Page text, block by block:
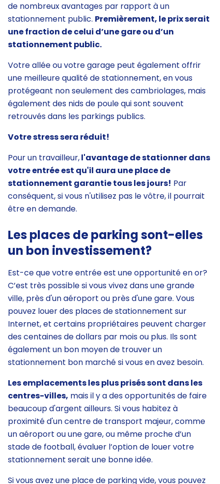
de nombreux avantages par rapport à un
stationnement public. Premièrement, le prix serait
une fraction de celui d’une gare ou d’un
stationnement public.
Votre allée ou votre garage peut également offrir
une meilleure qualité de stationnement, en vous
protégeant non seulement des cambriolages, mais
également des nids de poule qui sont souvent
retrouvés dans les parkings publics.
Votre stress sera réduit!
Pour un travailleur,l'avantage de stationner dans
votre entrée est qu'il aura une place de
stationnement garantie tous les jours! Par
conséquent, si vous n'utilisez pas le vôtre, il pourrait
être en demande.
Les places de parking sont-elles
un bon investissement?
Est-ce que votre entrée est une opportunité en or?
C’est très possible si vous vivez dans une grande
ville, près d'un aéroport ou près d'une gare. Vous
pouvez louer des places de stationnement sur
Internet, et certains propriétaires peuvent charger
des centaines de dollars par mois ou plus. Ils sont
également un bon moyen de trouver un
stationnement bon marché si vous en avez besoin.
Les emplacements les plus prisés sont dans les
centres-villes, mais il y a des opportunités de faire
beaucoup d'argent ailleurs. Si vous habitez à
proximité d'un centre de transport majeur, comme
un aéroport ou une gare, ou même proche d’un
stade de football, évaluer l’option de louer votre
stationnement serait une bonne idée.
Si vous avez une place de parking vide, vous pouvez